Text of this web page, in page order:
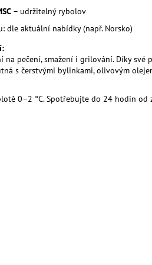
– udržitelný rybolov
dle aktuální nabídky (např. Norsko)
na pečení, smažení i grilování. Díky
s čerstvými bylinkami, olivovým
0–2 °C. Spotřebujte do 24 hodin od